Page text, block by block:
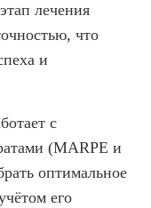
лечения
что
и
с
(MARPE и
оптимальное
его